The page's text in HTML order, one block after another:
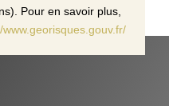
Pour en savoir plus,
www.georisques.gouv.fr/